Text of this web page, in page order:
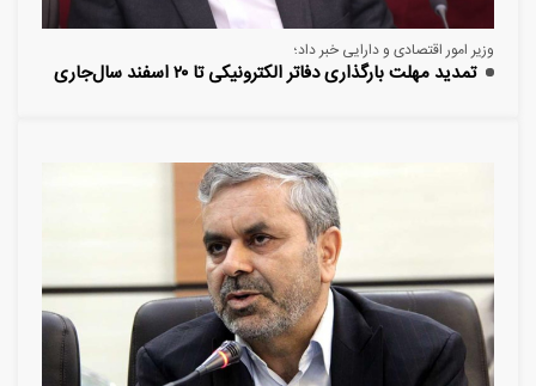
وزیر امور اقتصادی و دارایی خبر داد؛
تمدید مهلت بارگذاری دفاتر الکترونیکی تا ۲۰ اسفند سال‌جاری